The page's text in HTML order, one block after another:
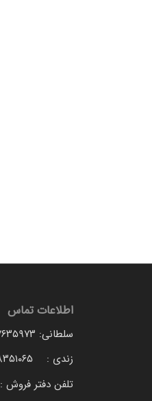
اطلاعات تماس
سلطانی: ۰۹۱۲۷۶۳۵۹۷۳
زندی : ۰۹۱۲۸۳۵۱۰۶۵
تلفن دفتر فروش :